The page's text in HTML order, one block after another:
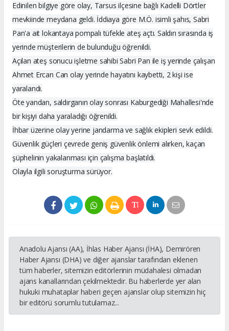
Edinilen bilgiye göre olay, Tarsus ilçesine bağlı Kadelli Dörtler
mevkiinde meydana geldi. İddiaya göre M.Ö. isimli şahıs, Sabri
Pan'a ait lokantaya pompalı tüfekle ateş açtı. Saldırı sırasında iş
yerinde müşterilerin de bulunduğu öğrenildi.
Açılan ateş sonucu işletme sahibi Sabri Pan ile iş yerinde çalışan
Ahmet Ercan Can olay yerinde hayatını kaybetti, 2 kişi ise
yaralandı.
Öte yandan, saldırganın olay sonrası Kaburgediği Mahallesi'nde
bir kişiyi daha yaraladığı öğrenildi.
İhbar üzerine olay yerine jandarma ve sağlık ekipleri sevk edildi.
Güvenlik güçleri çevrede geniş güvenlik önlemi alırken, kaçan
şüphelinin yakalanması için çalışma başlatıldı.
Olayla ilgili soruşturma sürüyor.
Anadolu Ajansı (AA), İhlas Haber Ajansı (İHA), Demirören
Haber Ajansı (DHA) ve diğer ajanslar tarafından eklenen
tüm haberler, sitemizin editörlerinin müdahalesi olmadan
ajans kanallarından çekilmektedir. Bu haberlerde yer alan
hukuki muhataplar haberi geçen ajanslar olup sitemizin hiç
bir editörü sorumlu tutulamaz...